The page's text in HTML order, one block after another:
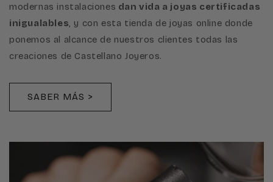
modernas instalaciones dan vida a joyas certificadas
inigualables, y con esta tienda de joyas online donde
ponemos al alcance de nuestros clientes todas las
creaciones de Castellano Joyeros.
SABER MÁS >